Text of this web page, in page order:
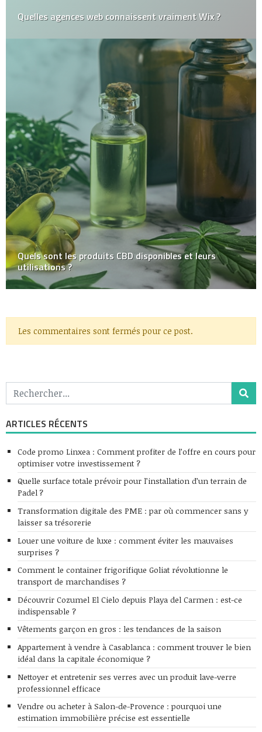
Quelles agences web connaissent vraiment Wix ?
Quels sont les produits CBD disponibles et leurs
utilisations ?
Les commentaires sont fermés pour ce post.
ARTICLES RÉCENTS
Code promo Linxea : Comment profiter de l’offre en cours pour
optimiser votre investissement ?
Quelle surface totale prévoir pour l’installation d’un terrain de
Padel ?
Transformation digitale des PME : par où commencer sans y
laisser sa trésorerie
Louer une voiture de luxe : comment éviter les mauvaises
surprises ?
Comment le container frigorifique Goliat révolutionne le
transport de marchandises ?
Découvrir Cozumel El Cielo depuis Playa del Carmen : est-ce
indispensable ?
Vêtements garçon en gros : les tendances de la saison
Appartement à vendre à Casablanca : comment trouver le bien
idéal dans la capitale économique ?
Nettoyer et entretenir ses verres avec un produit lave-verre
professionnel efficace
Vendre ou acheter à Salon-de-Provence : pourquoi une
estimation immobilière précise est essentielle